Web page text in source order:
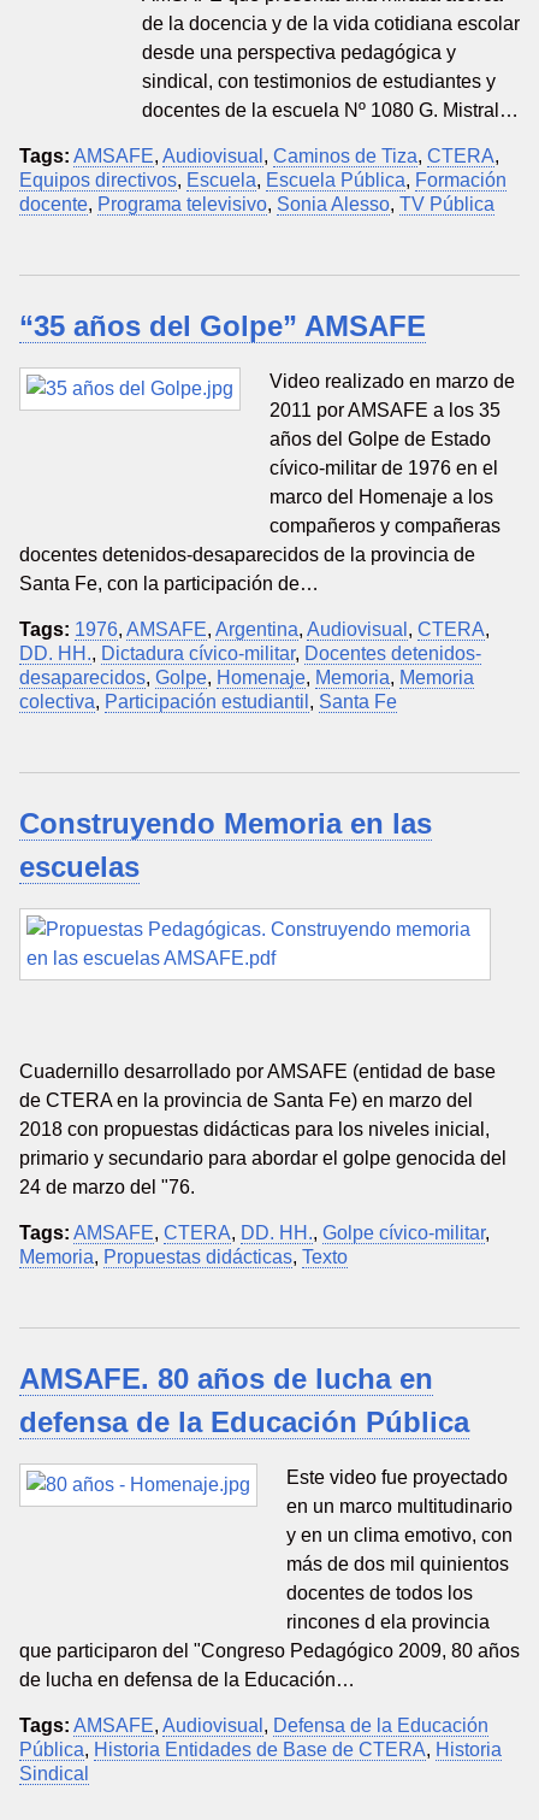
de la docencia y de la vida cotidiana escolar
desde una perspectiva pedagógica y
sindical, con testimonios de estudiantes y
docentes de la escuela Nº 1080 G. Mistral…
Tags: AMSAFE, Audiovisual , Caminos de Tiza, CTERA,
Equipos directivos, Escuela, Escuela Pública, Formación
docente, Programa televisivo, Sonia Alesso, TV Pública
“35 años del Golpe” AMSAFE
Video realizado en marzo de
2011 por AMSAFE a los 35
años del Golpe de Estado
cívico-militar de 1976 en el
marco del Homenaje a los
compañeros y compañeras
docentes detenidos-desaparecidos de la provincia de
Santa Fe, con la participación de…
Tags: 1976, AMSAFE, Argentina, Audiovisual , CTERA,
DD. HH., Dictadura cívico-militar, Docentes detenidos-
desaparecidos, Golpe, Homenaje, Memoria, Memoria
colectiva, Participación estudiantil , Santa Fe
Construyendo Memoria en las
escuelas
Cuadernillo desarrollado por AMSAFE (entidad de base
de CTERA en la provincia de Santa Fe) en marzo del
2018 con propuestas didácticas para los niveles inicial,
primario y secundario para abordar el golpe genocida del
24 de marzo del "76.
Tags: AMSAFE, CTERA, DD. HH., Golpe cívico-militar,
Memoria, Propuestas didácticas, Texto
AMSAFE. 80 años de lucha en
defensa de la Educación Pública
Este video fue proyectado
en un marco multitudinario
y en un clima emotivo, con
más de dos mil quinientos
docentes de todos los
rincones d ela provincia
que participaron del "Congreso Pedagógico 2009, 80 años
de lucha en defensa de la Educación…
Tags: AMSAFE, Audiovisual , Defensa de la Educación
Pública, Historia Entidades de Base de CTERA, Historia
Sindical